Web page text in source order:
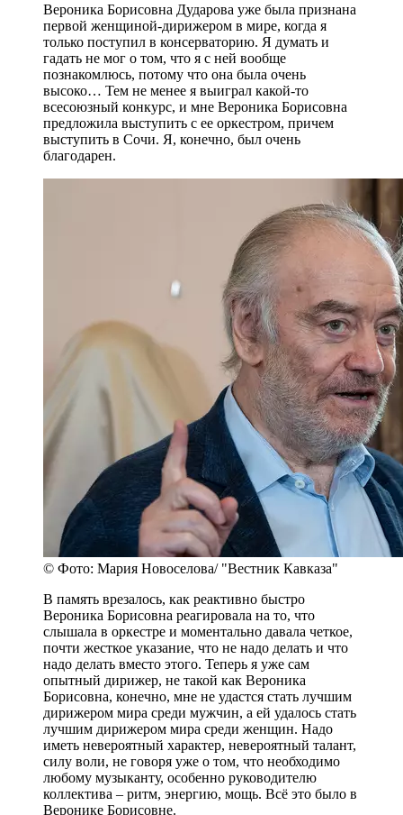
Вероника Борисовна Дударова уже была признана
первой женщиной-дирижером в мире, когда я
только поступил в консерваторию. Я думать и
гадать не мог о том, что я с ней вообще
познакомлюсь, потому что она была очень
высоко… Тем не менее я выиграл какой-то
всесоюзный конкурс, и мне Вероника Борисовна
предложила выступить с ее оркестром, причем
выступить в Сочи. Я, конечно, был очень
благодарен.
© Фото: Мария Новоселова/ "Вестник Кавказа"
В память врезалось, как реактивно быстро
Вероника Борисовна реагировала на то, что
слышала в оркестре и моментально давала четкое,
почти жесткое указание, что не надо делать и что
надо делать вместо этого. Теперь я уже сам
опытный дирижер, не такой как Вероника
Борисовна, конечно, мне не удастся стать лучшим
дирижером мира среди мужчин, а ей удалось стать
лучшим дирижером мира среди женщин. Надо
иметь невероятный характер, невероятный талант,
силу воли, не говоря уже о том, что необходимо
любому музыканту, особенно руководителю
коллектива – ритм, энергию, мощь. Всё это было в
Веронике Борисовне.